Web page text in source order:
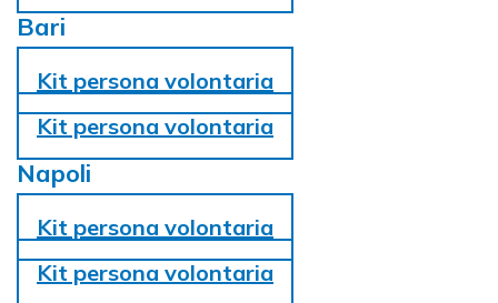
Bari
Kit persona volontaria
Kit persona volontaria
Napoli
Kit persona volontaria
Kit persona volontaria